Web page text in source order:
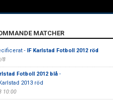
MATCHER
- IF Karlstad Fotboll 2012 röd
8
Fotboll 2012 blå-
2013 röd
10:00